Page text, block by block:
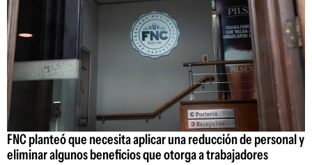
FNC planteó que necesita aplicar una reducción de personal y
eliminar algunos beneficios que otorga a trabajadores